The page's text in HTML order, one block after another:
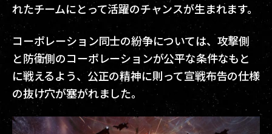
れたチームにとって活躍のチャンスが生まれます。
コーポレーション同士の紛争については、攻撃側
と防衛側のコーポレーションが公平な条件なもと
に戦えるよう、公正の精神に則って宣戦布告の仕様
の抜け穴が塞がれました。